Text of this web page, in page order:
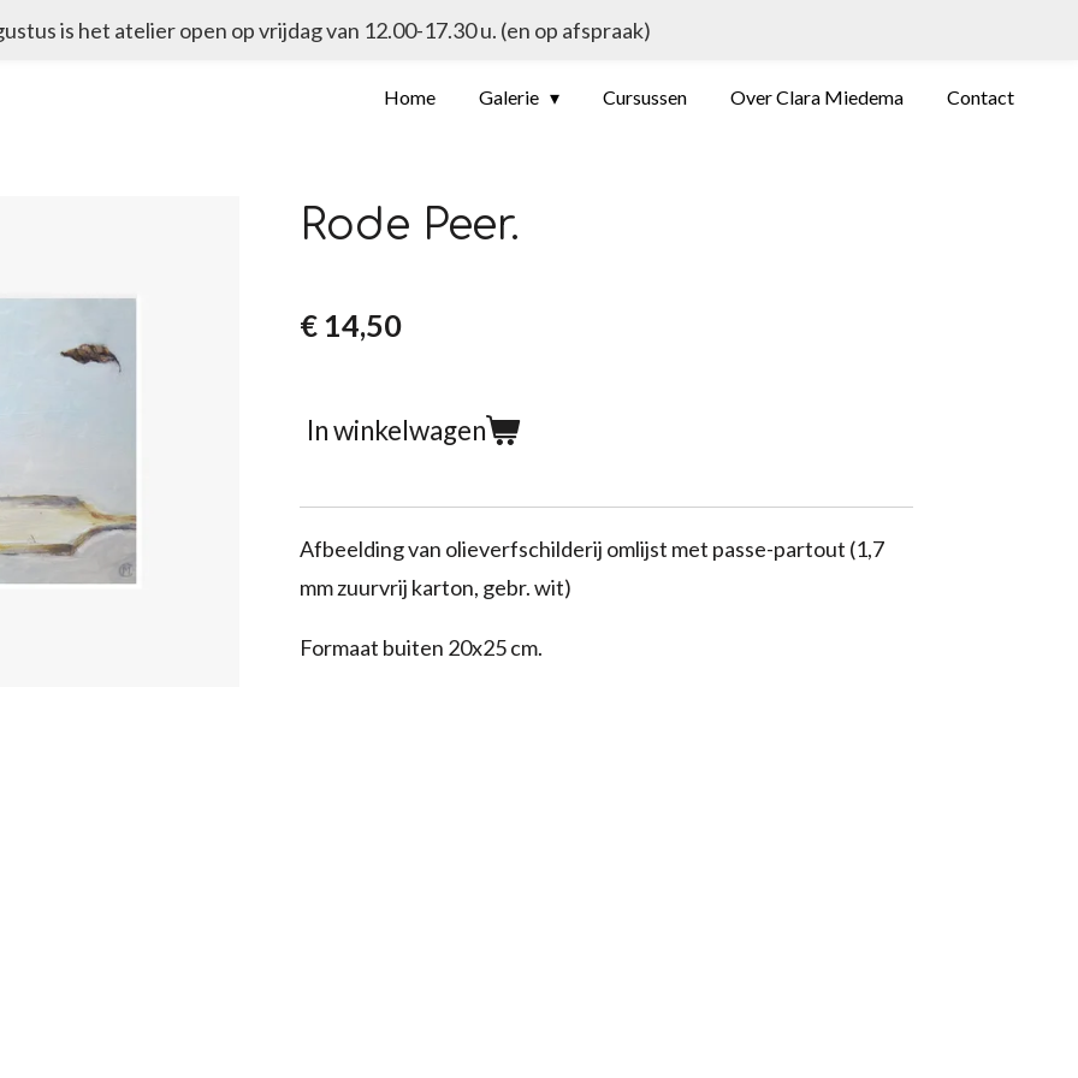
is het atelier open op vrijdag van 12.00-17.30 u. (en op afspraak)
Home Galerie Cursussen Over Clara Miedema Contact
Rode Peer.
€ 14,50
In winkelwagen
Afbeelding van olieverfschilderij omlijst met passe-partout (1,7
mm zuurvrij karton, gebr. wit)
Formaat buiten 20x25 cm.